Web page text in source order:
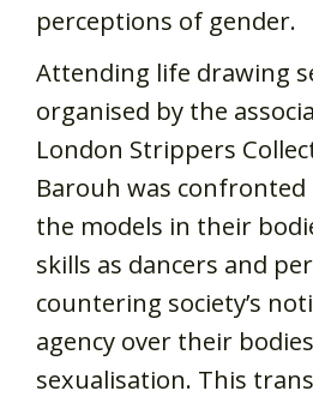
perceptions of gender.
Attending life drawing
organised by the
London Strippers
Barouh was
the models in their
skills as dancers and
countering society’s
agency over their
sexualisation. This